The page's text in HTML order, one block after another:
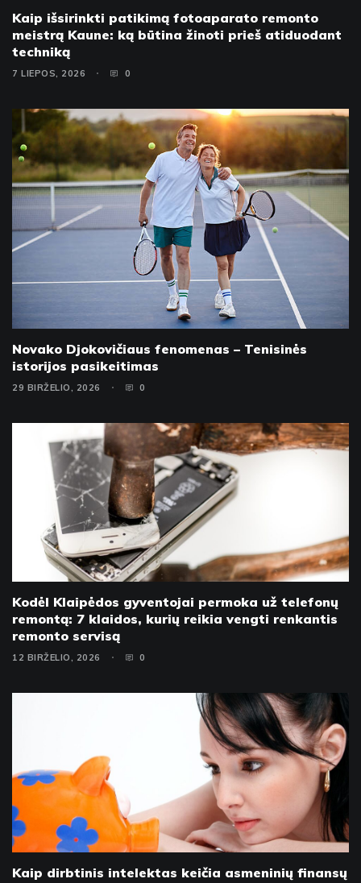
Kaip išsirinkti patikimą fotoaparato remonto
meistrą Kaune: ką būtina žinoti prieš atiduodant
techniką
7 LIEPOS, 2026 0
Novako Djokovičiaus fenomenas – Tenisinės
istorijos pasikeitimas
29 BIRŽELIO, 2026 0
Kodėl Klaipėdos gyventojai permoka už telefonų
remontą: 7 klaidos, kurių reikia vengti renkantis
remonto servisą
12 BIRŽELIO, 2026 0
Kaip dirbtinis intelektas keičia asmeninių finansų